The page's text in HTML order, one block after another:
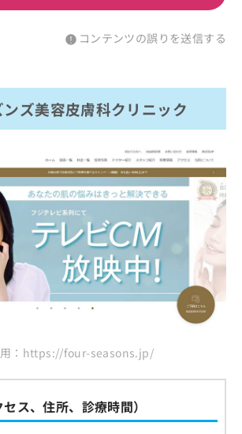
コンテンツの誤りを送信する
ズ美容皮膚科クリニック
：https://four-seasons.jp/
ス、住所、診療時間）